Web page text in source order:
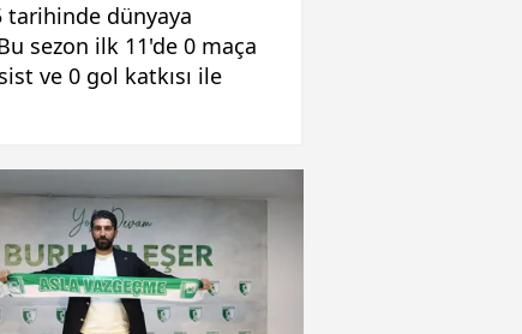
tarihinde dünyaya
sezon ilk 11'de 0 maça
ve 0 gol katkısı ile